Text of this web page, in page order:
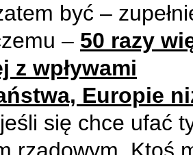
być –
– 50 razy
z wpływami
Europie
się chce ufać